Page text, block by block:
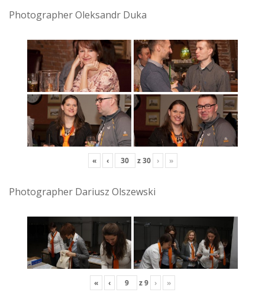
Photographer Oleksandr Duka
« ‹ z30 › »
Photographer Dariusz Olszewski
« ‹ z9 › »